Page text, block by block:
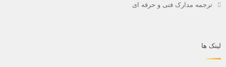
ترجمه مدارک فنی و حرفه ای
لینک ها